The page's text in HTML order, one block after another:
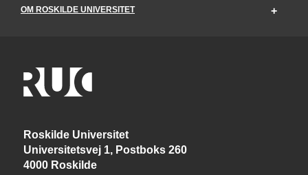
OM ROSKILDE UNIVERSITET
Roskilde Universitet
Universitetsvej 1, Postboks 260
4000 Roskilde